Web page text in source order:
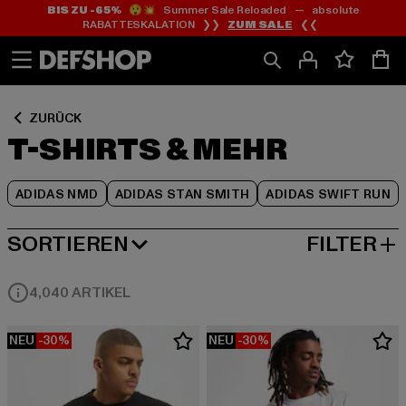
Zum
Inhalt
springen
Zum
Fußzeile
springen
BIS ZU -65%😲💥 Summer Sale Reloaded — absolute
RABATTESKALATION ❯❯ ZUM SALE ❮❮
ZURÜCK
T-SHIRTS & MEHR
ADIDAS NMD ADIDAS STAN SMITH ADIDAS SWIFT RUN
Zum
Produktraster
springen
SORTIEREN
BELIEBTESTE FILTER
4,040 ARTIKEL
NEU -30% NEU -30%